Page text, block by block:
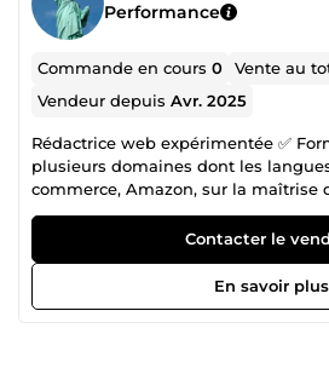
Performance
Commande en cours0 Vente au
Vendeur depuisAvr. 2025
Rédactrice web expérimentée ✅
plusieurs domaines dont les
commerce, Amazon, sur la maîtrise
Revendeuse d’ebooks
Contacter le
En savoir plus